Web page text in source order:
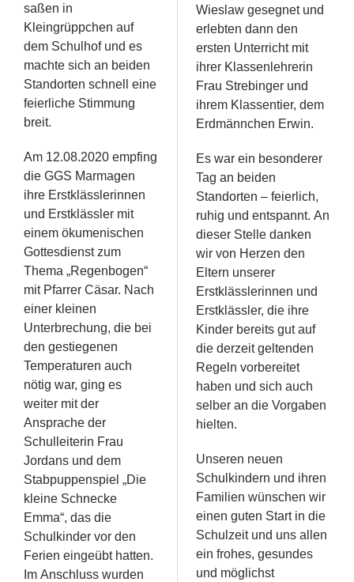
saßen in
Kleingrüppchen auf
dem Schulhof und es
machte sich an beiden
Standorten schnell eine
feierliche Stimmung
breit.
Am 12.08.2020 empfing
die GGS Marmagen
ihre Erstklässlerinnen
und Erstklässler mit
einem ökumenischen
Gottesdienst zum
Thema „Regenbogen“
mit Pfarrer Cäsar. Nach
einer kleinen
Unterbrechung, die bei
den gestiegenen
Temperaturen auch
nötig war, ging es
weiter mit der
Ansprache der
Schulleiterin Frau
Jordans und dem
Stabpuppenspiel „Die
kleine Schnecke
Emma“, das die
Schulkinder vor den
Ferien eingeübt hatten.
Im Anschluss wurden
Wieslaw gesegnet und
erlebten dann den
ersten Unterricht mit
ihrer Klassenlehrerin
Frau Strebinger und
ihrem Klassentier, dem
Erdmännchen Erwin.
Es war ein besonderer
Tag an beiden
Standorten – feierlich,
ruhig und entspannt. An
dieser Stelle danken
wir von Herzen den
Eltern unserer
Erstklässlerinnen und
Erstklässler, die ihre
Kinder bereits gut auf
die derzeit geltenden
Regeln vorbereitet
haben und sich auch
selber an die Vorgaben
hielten.
Unseren neuen
Schulkindern und ihren
Familien wünschen wir
einen guten Start in die
Schulzeit und uns allen
ein frohes, gesundes
und möglichst